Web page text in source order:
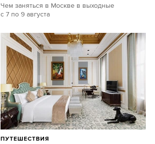
Чем заняться в Москве в выходные
с 7 по 9 августа
ПУТЕШЕСТВИЯ